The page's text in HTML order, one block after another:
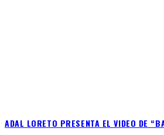
ADAL LORETO PRESENTA EL VIDEO DE